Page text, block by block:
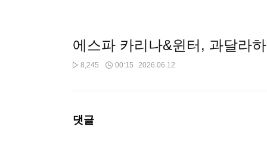
에스파 카리나&윈터, 과달라
8,245 00:15 2026.06.12
댓글